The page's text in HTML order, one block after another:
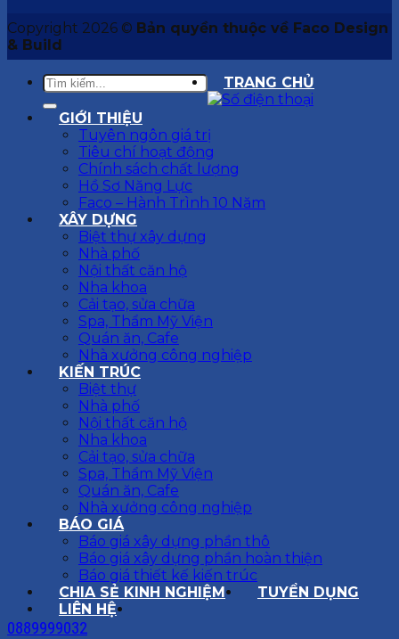
Copyright 2026 © Bản quyền thuộc về Faco Design
& Build
TRANG CHỦ
GIỚI THIỆU
Tuyên ngôn giá trị
Tiêu chí hoạt động
Chính sách chất lượng
Hồ Sơ Năng Lực
Faco – Hành Trình 10 Năm
XÂY DỰNG
Biệt thự xây dựng
Nhà phố
Nội thất căn hộ
Nha khoa
Cải tạo, sửa chữa
Spa, Thẩm Mỹ Viện
Quán ăn, Cafe
Nhà xưởng công nghiệp
KIẾN TRÚC
Biệt thự
Nhà phố
Nội thất căn hộ
Nha khoa
Cải tạo, sửa chữa
Spa, Thẩm Mỹ Viện
Quán ăn, Cafe
Nhà xưởng công nghiệp
BÁO GIÁ
Báo giá xây dựng phần thô
Báo giá xây dựng phần hoàn thiện
Báo giá thiết kế kiến trúc
CHIA SẺ KINH NGHIỆM
TUYỂN DỤNG
LIÊN HỆ
0889999032